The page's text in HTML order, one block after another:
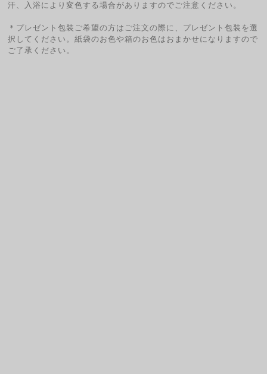
汗、入浴により変色する場合がありますのでご注意ください。
＊プレゼント包装ご希望の方はご注文の際に、プレゼント包装を選
択してください。紙袋のお色や箱のお色はおまかせになりますので
ご了承ください。